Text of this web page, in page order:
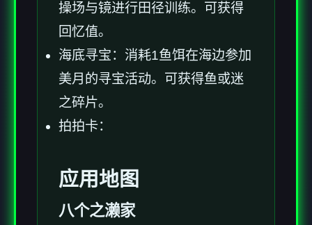
操场与镜进行田径训练。可获得
回忆值。
海底寻宝：消耗1鱼饵在海边参加
美月的寻宝活动。可获得鱼或迷
之碎片。
拍拍卡：
应用地图
八个之濑家